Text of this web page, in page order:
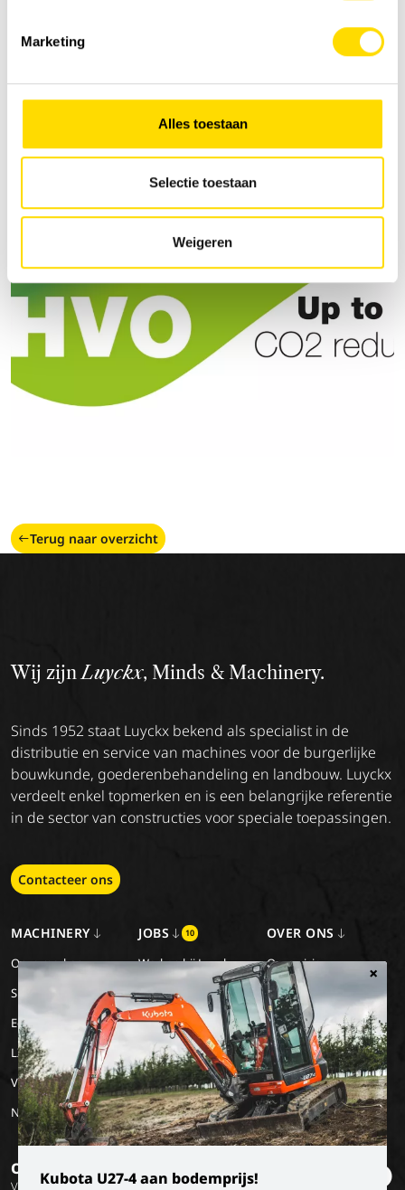
Marketing
Alles toestaan
Selectie toestaan
Weigeren
Terug naar overzicht
×
Kubota U27-4 aan bodemprijs!
Wij zijnLuyckx, Minds & Machinery.
Sinds 1952 staat Luyckx bekend als specialist in de
distributie en service van machines voor de burgerlijke
bouwkunde, goederenbehandeling en landbouw. Luyckx
verdeelt enkel topmerken en is een belangrijke referentie
in de sector van constructies voor speciale toepassingen.
Contacteer ons
MACHINERY
Onze merken
Special Applications
Eco Applications
LX Used Equipment
Verhuurpartners
New old stock
JOBS 10
Werken bij Luyckx
Stage/vakantiejob
OVER ONS
Onze visie
Onze missie
Geschiedenis
Op de hoogte blijven?
Volg onze socials